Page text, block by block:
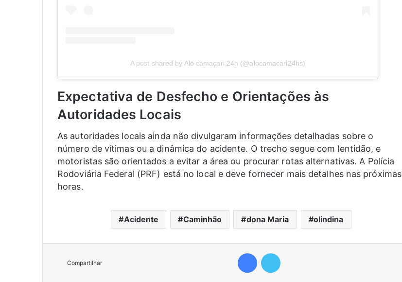
A post shared by Alô camaçari 24h (@alocamacari24hs)
Expectativa de Desfecho e Orientações às
Autoridades Locais
As autoridades locais ainda não divulgaram informações detalhadas sobre o
número de vítimas ou a dinâmica do acidente. O trecho segue com lentidão, e
motoristas são orientados a evitar a área ou procurar rotas alternativas. A Polícia
Rodoviária Federal (PRF) está no local e deve fornecer mais detalhes nas próximas
horas.
Acidente Caminhão dona Maria olindina
Compartilhar
Facebook